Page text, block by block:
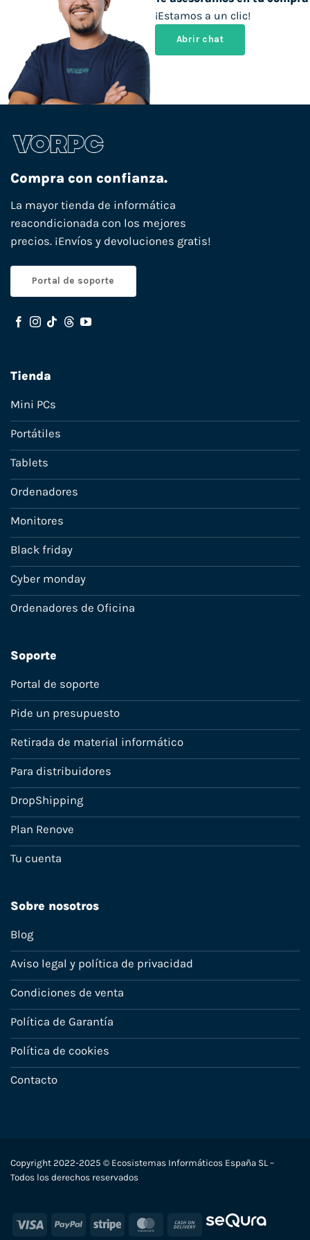
¡Estamos a un clic!
Abrir chat
Compra con confianza.
La mayor tienda de informática
reacondicionada con los mejores
precios. ¡Envíos y devoluciones gratis!
Portal de soporte
Tienda
Mini PCs
Portátiles
Tablets
Ordenadores
Monitores
Black friday
Cyber monday
Ordenadores de Oficina
Soporte
Portal de soporte
Pide un presupuesto
Retirada de material informático
Para distribuidores
DropShipping
Plan Renove
Tu cuenta
Sobre nosotros
Blog
Aviso legal y política de privacidad
Condiciones de venta
Política de Garantía
Política de cookies
Contacto
Copyright 2022-2025 © Ecosistemas Informáticos España SL –
Todos los derechos reservados
Visa PayPal Stripe MasterCard
Cash